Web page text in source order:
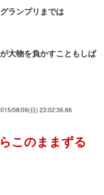
ランプリまでは
大物を負かすこともしば
08/09(日) 23:02:36.66
このままずる